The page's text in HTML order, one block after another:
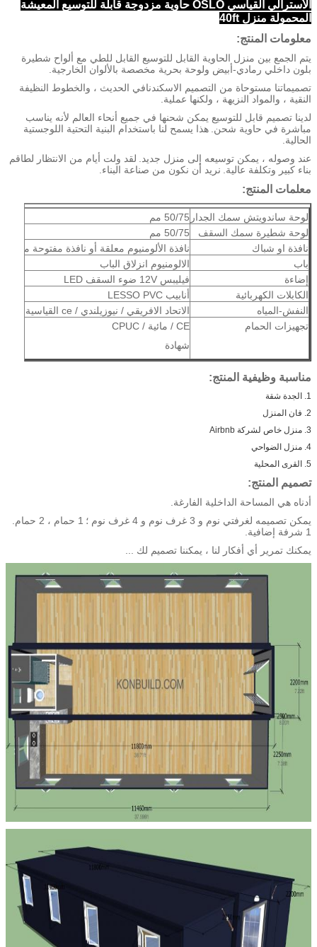
الأسترالي القياسي OSLO حاوية مزدوجة قابلة للتوسيع المعيشة
المحمولة منزل 40ft
معلومات المنتج:
يتم الجمع بين منزل الحاوية القابل للتوسيع القابل للطي مع ألواح شطيرة
بلون داخلي رمادي-أبيض ولوحة بحرية مخصصة بالألوان الخارجية.
تصميماتنا مستوحاة من التصميم الاسكندنافي الحديث ، والخطوط النظيفة
النقية ، والمواد النزيهة ، ولكنها عملية.
لدينا تصميم قابل للتوسيع يمكن شحنها في جميع أنحاء العالم لأنه يناسب
مباشرة في حاوية شحن. هذا يسمح لنا باستخدام البنية التحتية اللوجستية
الحالية.
عند وصوله ، يمكن توسيعه إلى منزل جديد.
لقد ولت أيام من الانتظار لطاقم
بناء كبير وتكلفة عالية. نريد أن نكون من صناعة البناء.
معلمات المنتج:
لوحة ساندويتش سمك الجدار 50/75 مم
لوحة شطيرة سمك السقف
50/75 مم
نافذة او شباك
نافذة الألومنيوم معلقة أو نافذة مفتوحة
باب
الالومنيوم انزلاق الباب
إضاءة
فيليبس 12V ضوء السقف LED
الكابلات الكهربائية
أنابيب LESSO PVC
النفش-المياه
الاتحاد الافريقي / نيوزيلندي / ce القياسية
تجهيزات الحمام
CE / مائية / CPUC
شهادة
مناسبة وظيفية المنتج:
1. الجدة شقة
2. فان المنزل
3. منزل خاص لشركة Airbnb
4. منزل الضواحي
5. القرى المحلية
تصميم المنتج:
أدناه هي المساحة الداخلية الفارغة.
يمكن تصميمه لغرفتي نوم و 3 غرف نوم و 4 غرف نوم ؛
1 حمام ، 2 حمام.
1 شرفة إضافية.
يمكنك تمرير أي أفكار لنا ، يمكننا تصميم لك ...